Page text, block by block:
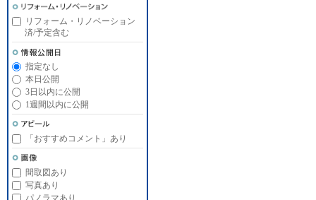
リフォーム・リノベーション
済/予定含む
指定なし
本日公開
3日以内に公開
1週間以内に公開
「おすすめコメント」あり
間取図あり
写真あり